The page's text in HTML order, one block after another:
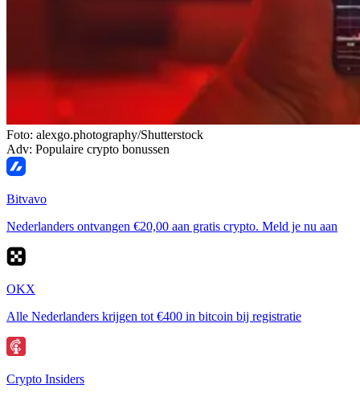
Foto: alexgo.photography/Shutterstock
Adv: Populaire crypto bonussen
Bitvavo
Nederlanders ontvangen €20,00 aan gratis crypto. Meld je nu aan
OKX
Alle Nederlanders krijgen tot €400 in bitcoin bij registratie
Crypto Insiders